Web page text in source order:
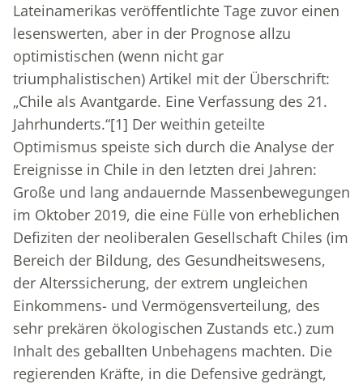
Lateinamerikas veröffentlichte Tage zuvor einen
lesenswerten, aber in der Prognose allzu
optimistischen (wenn nicht gar
triumphalistischen) Artikel mit der Überschrift:
„Chile als Avantgarde. Eine Verfassung des 21.
Jahrhunderts.“[1] Der weithin geteilte
Optimismus speiste sich durch die Analyse der
Ereignisse in Chile in den letzten drei Jahren:
Große und lang andauernde Massenbewegungen
im Oktober 2019, die eine Fülle von erheblichen
Defiziten der neoliberalen Gesellschaft Chiles (im
Bereich der Bildung, des Gesundheitswesens,
der Alterssicherung, der extrem ungleichen
Einkommens- und Vermögensverteilung, des
sehr prekären ökologischen Zustands etc.) zum
Inhalt des geballten Unbehagens machten. Die
regierenden Kräfte, in die Defensive gedrängt,